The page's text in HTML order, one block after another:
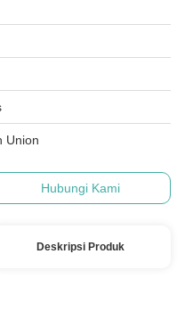
Union
Hubungi Kami
Deskripsi Produk